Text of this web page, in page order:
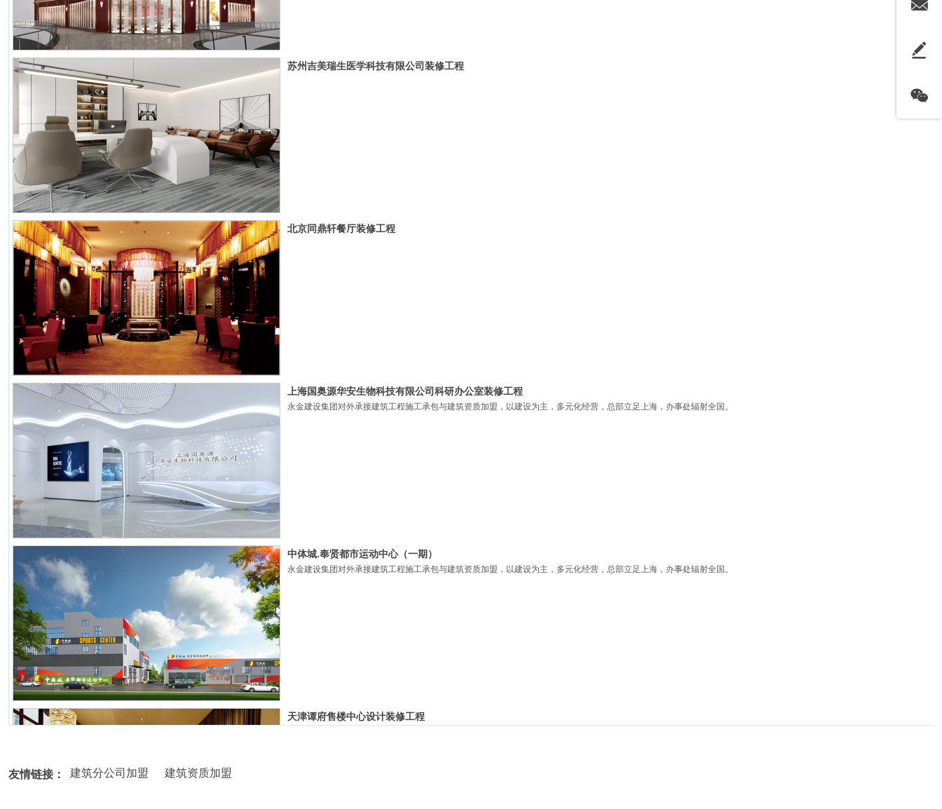
苏州吉美瑞生医学科技有限公司装修工程
北京同鼎轩餐厅装修工程
上海国奥源华安生物科技有限公司科研办公室装修工程
永金建设集团对外承接建筑工程施工承包与建筑资质加盟，以建设为主，多元化经营，总部立足上海，办事处辐射全国。
中体城.奉贤都市运动中心（一期）
永金建设集团对外承接建筑工程施工承包与建筑资质加盟，以建设为主，多元化经营，总部立足上海，办事处辐射全国。
天津谭府售楼中心设计装修工程
友情链接： 建筑分公司加盟 建筑资质加盟